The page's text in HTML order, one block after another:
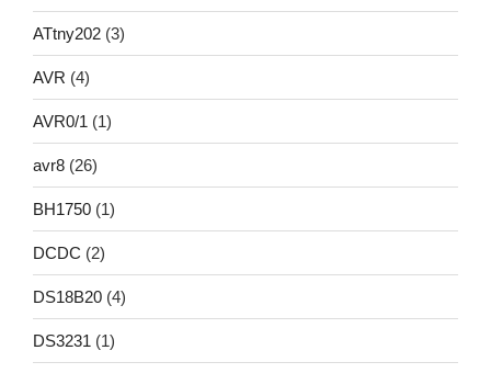
ATtny202 (3)
AVR (4)
AVR0/1 (1)
avr8 (26)
BH1750 (1)
DCDC (2)
DS18B20 (4)
DS3231 (1)